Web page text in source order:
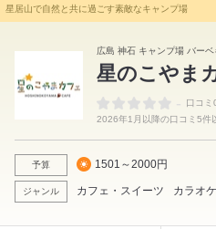
星居山で自然と共に過ごす素敵なキャンプ場
広島 神石 キャンプ場 バー
星のこやま
-
口コミ
2026年1月以降の口コミ5件
予算 1501～2000円
ジャンル カフェ・スイーツ カラオ